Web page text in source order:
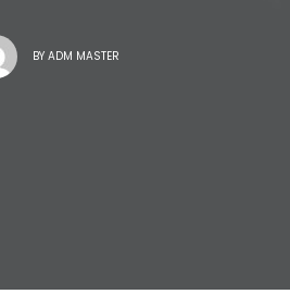
BY ADM MASTER